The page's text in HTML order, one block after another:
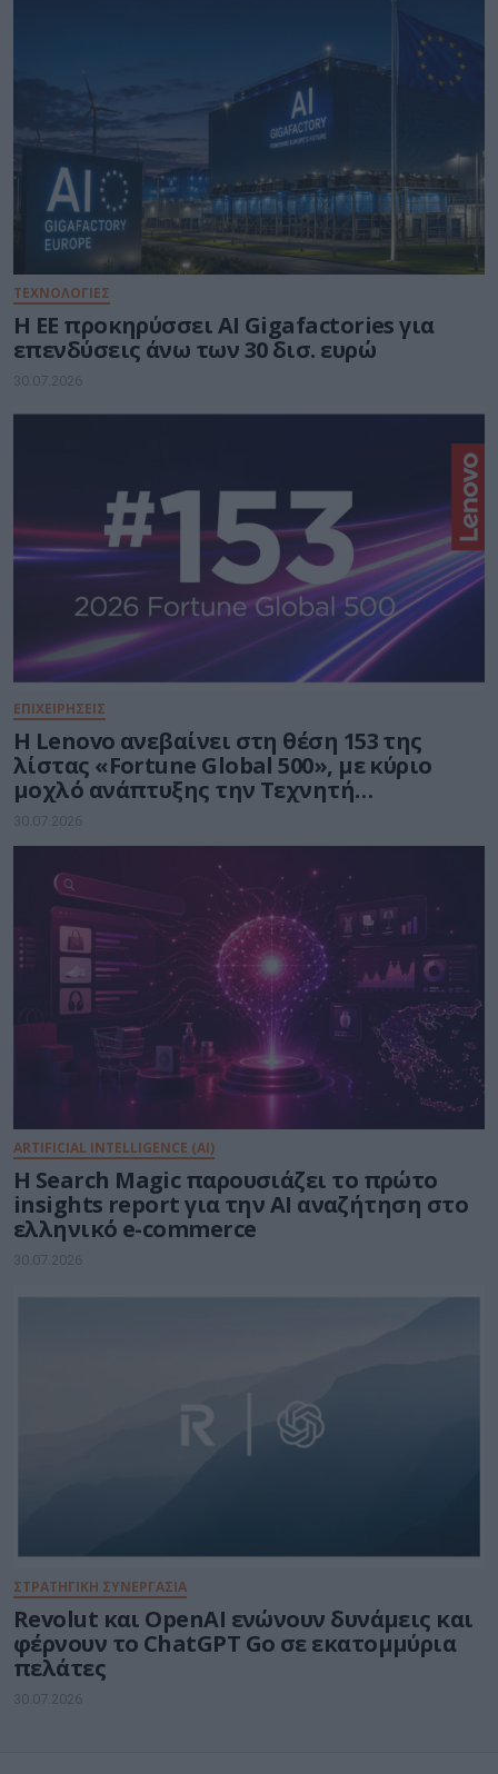
ΤΕΧΝΟΛΟΓΙΕΣ
Η ΕΕ προκηρύσσει AI Gigafactories για
επενδύσεις άνω των 30 δισ. ευρώ
30.07.2026
ΕΠΙΧΕΙΡΗΣΕΙΣ
Η Lenovo ανεβαίνει στη θέση 153 της
λίστας «Fortune Global 500», με κύριο
μοχλό ανάπτυξης την Τεχνητή
Νοημοσύνη
30.07.2026
ARTIFICIAL INTELLIGENCE (AI)
Η Search Magic παρουσιάζει το πρώτο
insights report για την AI αναζήτηση στο
ελληνικό e-commerce
30.07.2026
ΣΤΡΑΤΗΓΙΚΗ ΣΥΝΕΡΓΑΣΙΑ
Revolut και OpenAI ενώνουν δυνάμεις και
φέρνουν το ChatGPT Go σε εκατομμύρια
πελάτες
30.07.2026